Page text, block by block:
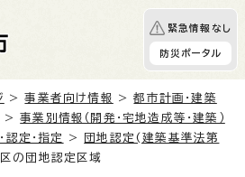
緊急情報なし
防災ポータル
>事業者向け情報 >都市計画・建築
>事業別情報（開発・宅地造成等・建築）
定・指定 >
団地認定(建築基準法第
の団地認定区域